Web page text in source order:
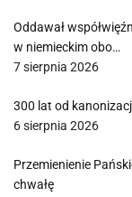
Oddawał
w niemieckim obo…
7 sierpnia 2026
300 lat od
6 sierpnia 2026
Przemienienie
chwałę